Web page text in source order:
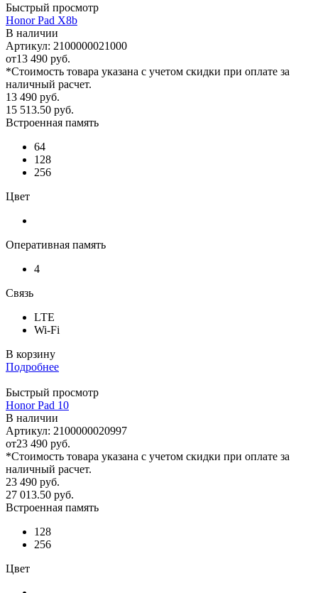
Быстрый просмотр
Honor Pad X8b
В наличии
Артикул: 2100000021000
от13 490 руб.
*Стоимость товара указана с учетом скидки при оплате за
наличный расчет.
13 490 руб.
15 513.50 руб.
Встроенная память
64
128
256
Цвет
Оперативная память
4
Связь
LTE
Wi-Fi
В корзину
Подробнее
Быстрый просмотр
Honor Pad 10
В наличии
Артикул: 2100000020997
от23 490 руб.
*Стоимость товара указана с учетом скидки при оплате за
наличный расчет.
23 490 руб.
27 013.50 руб.
Встроенная память
128
256
Цвет